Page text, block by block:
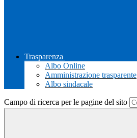
Trasparenza
Albo Online
Amministrazione trasparente
Albo sindacale
Campo di ricerca per le pagine del sito